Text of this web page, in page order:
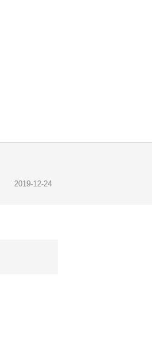
2019-12-24